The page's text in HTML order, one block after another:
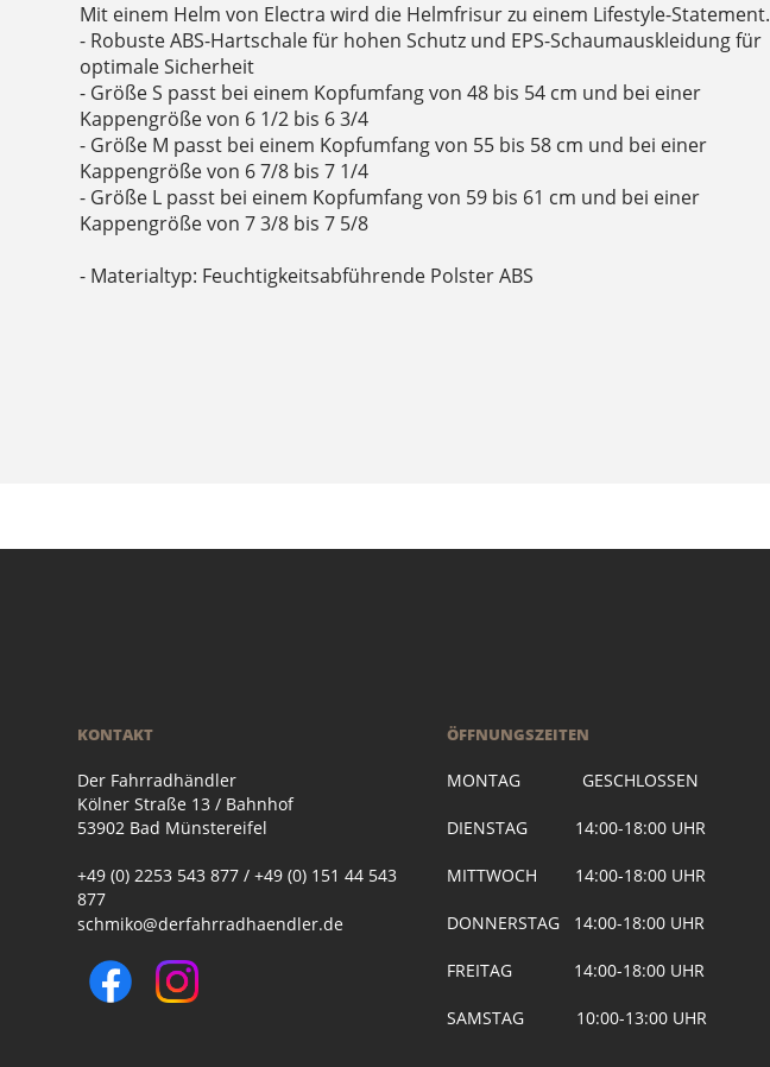
Mit einem Helm von Electra wird die Helmfrisur zu einem Lifestyle-Statement.
- Robuste ABS-Hartschale für hohen Schutz und EPS-Schaumauskleidung für
optimale Sicherheit
- Größe S passt bei einem Kopfumfang von 48 bis 54 cm und bei einer
Kappengröße von 6 1/2 bis 6 3/4
- Größe M passt bei einem Kopfumfang von 55 bis 58 cm und bei einer
Kappengröße von 6 7/8 bis 7 1/4
- Größe L passt bei einem Kopfumfang von 59 bis 61 cm und bei einer
Kappengröße von 7 3/8 bis 7 5/8
- Materialtyp: Feuchtigkeitsabführende Polster ABS
KONTAKT
Der Fahrradhändler
Kölner Straße 13 / Bahnhof
53902 Bad Münstereifel
+49 (0) 2253 543 877 / +49 (0) 151 44 543
877
schmiko@derfahrradhaendler.de
ÖFFNUNGSZEITEN
MONTAG GESCHLOSSEN
DIENSTAG 14:00-18:00 UHR
MITTWOCH 14:00-18:00 UHR
DONNERSTAG 14:00-18:00 UHR
FREITAG 14:00-18:00 UHR
SAMSTAG 10:00-13:00 UHR